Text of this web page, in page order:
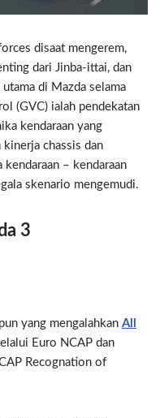
disaat mengerem,
dari Jinba-ittai, dan
di Mazda selama
(GVC) ialah pendekatan
kendaraan yang
chassis dan
– kendaraan
skenario mengemudi.
3
yang mengalahkan All
Euro NCAP dan
Recognation of